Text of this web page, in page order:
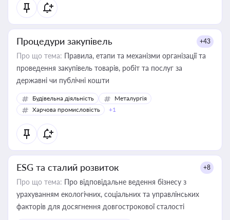
Процедури закупівель +43
Про що тема: Правила, етапи та механізми організації та
проведення закупівель товарів, робіт та послуг за
державні чи публічні кошти
Будівельна діяльність
Металургія
Харчова промисловість
+1
ESG та сталий розвиток +8
Про що тема: Про відповідальне ведення бізнесу з
урахуванням екологічних, соціальних та управлінських
факторів для досягнення довгострокової сталості